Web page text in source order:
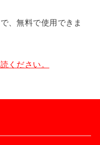
、無料で使用できま
ください。